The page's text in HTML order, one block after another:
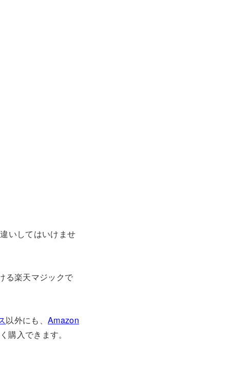
いしてはいけませ
る楽天マジックで
以外にも、Amazon
購入できます。